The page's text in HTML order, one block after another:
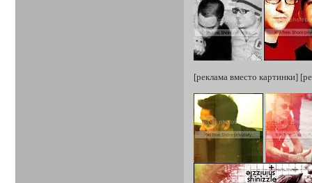
[реклама вместо картинки]